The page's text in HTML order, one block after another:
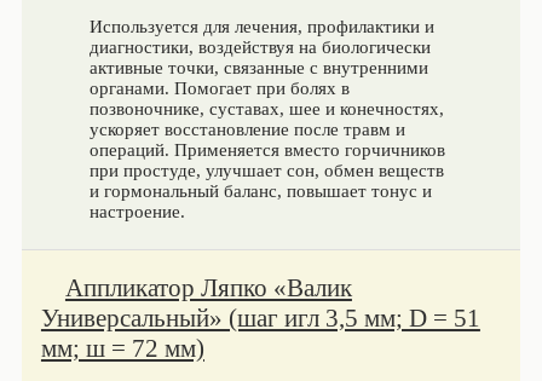
Используется для лечения, профилактики и
диагностики, воздействуя на биологически
активные точки, связанные с внутренними
органами. Помогает при болях в
позвоночнике, суставах, шее и конечностях,
ускоряет восстановление после травм и
операций. Применяется вместо горчичников
при простуде, улучшает сон, обмен веществ
и гормональный баланс, повышает тонус и
настроение.
Аппликатор Ляпко «Валик
Универсальный» (шаг игл 3,5 мм; D = 51
мм; ш = 72 мм)